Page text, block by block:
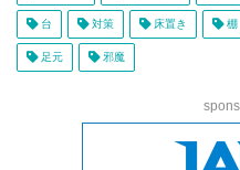
台 対策 床置き 棚
足元 邪魔